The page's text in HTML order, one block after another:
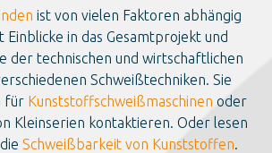
ist von vielen Faktoren abhängig
in das Gesamtprojekt und
der technischen und wirtschaftlichen
Schweißtechniken. Sie
für Kunststoffschweißmaschinen oder
Kleinserien kontaktieren. Oder lesen
Schweißbarkeit von Kunststoffen